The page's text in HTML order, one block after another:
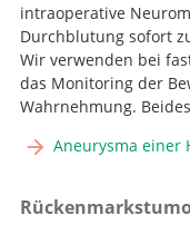
intraoperative
Durchblutung sofort
Wir verwenden bei
das Monitoring der
Wahrnehmung.
Aneurysma einer